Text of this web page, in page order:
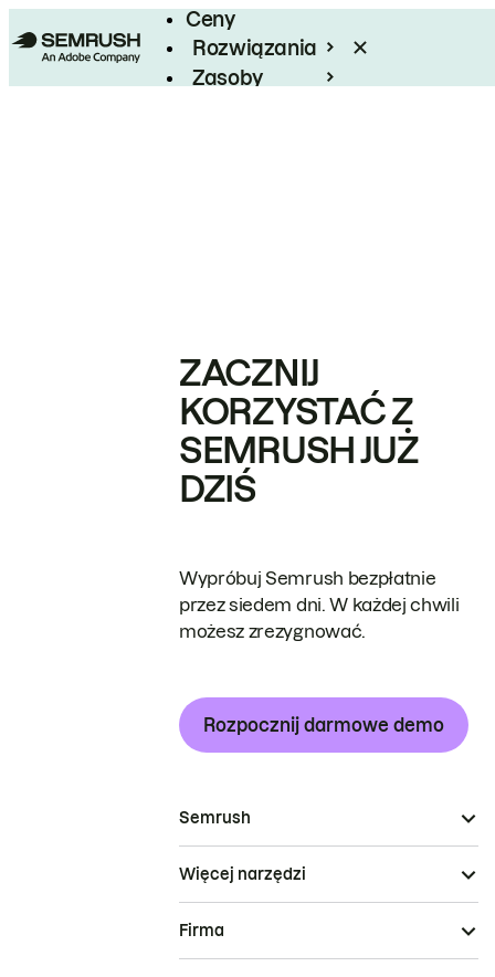
Ceny
Rozwiązania
Zasoby
ZACZNIJ
KORZYSTAĆ Z
SEMRUSH JUŻ
DZIŚ
Wypróbuj Semrush bezpłatnie
przez siedem dni. W każdej chwili
możesz zrezygnować.
Rozpocznij darmowe demo
Semrush
Więcej narzędzi
Firma